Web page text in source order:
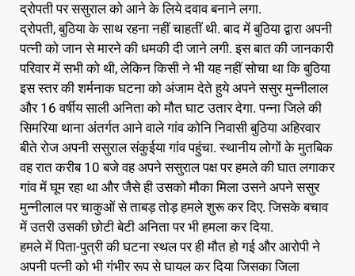
द्रोपती पर ससुराल को आने के लिये दवाव बनाने लगा.
द्रोपती, बुठिया के साथ रहना नहीं चाहतीं थी. बाद में बुठिया द्वारा अपनी
पत्नी को जान से मारने की धमकी दी जाने लगी. इस बात की जानकारी
परिवार में सभी को थी, लेकिन किसी ने भी यह नहीं सोचा था कि बुठिया
इस स्तर की शर्मनाक घटना को अंजाम देते हुये अपने ससुर मुन्नीलाल
और 16 वर्षीय साली अनिता को मौत घाट उतार देगा. पन्ना जिले की
सिमरिया थाना अंतर्गत आने वाले गांव कोनि निवासी बुठिया अहिरवार
बीते रोज अपनी ससुराल संकुईया गांव पहुंचा. स्थानीय लोगों के मुतबिक
वह रात करीब 10 बजे वह अपने ससुराल पक्ष पर हमले की घात लगाकर
गांव में घूम रहा था और जैसे ही उसको मौका मिला उसने अपने ससुर
मुन्नीलाल पर चाकुओं से ताबड़ तोड़ हमले शुरू कर दिए. जिसके बचाव
में उतरी उसकी छोटी बेटी अनिता पर भी हमला कर दिया.
हमले में पिता-पुत्री की घटना स्थल पर ही मौत हो गई और आरोपी ने
अपनी पत्नी को भी गंभीर रूप से घायल कर दिया जिसका जिला